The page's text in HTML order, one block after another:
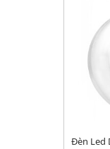
Đèn Led